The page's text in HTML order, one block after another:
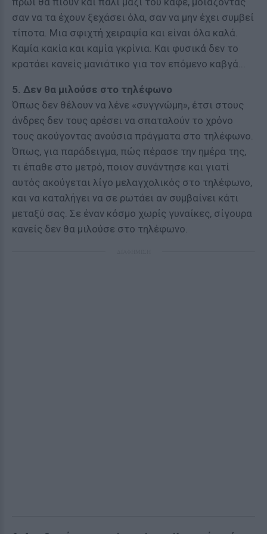
σαν να τα έχουν ξεχάσει όλα, σαν να μην έχει συμβεί
τίποτα. Μια σφιχτή χειραψία και είναι όλα καλά.
Καμία κακία και καμία γκρίνια. Και φυσικά δεν το
κρατάει κανείς μανιάτικο για τον επόμενο καβγά...
5. Δεν θα μιλούσε στο τηλέφωνο
Όπως δεν θέλουν να λένε «συγγνώμη», έτσι στους
άνδρες δεν τους αρέσει να σπαταλούν το χρόνο
τους ακούγοντας ανούσια πράγματα στο τηλέφωνο.
Όπως, για παράδειγμα, πώς πέρασε την ημέρα της,
τι έπαθε στο μετρό, ποιον συνάντησε και γιατί
αυτός ακούγεται λίγο μελαγχολικός στο τηλέφωνο,
και να καταλήγει να σε ρωτάει αν συμβαίνει κάτι
μεταξύ σας. Σε έναν κόσμο χωρίς γυναίκες, σίγουρα
κανείς δεν θα μιλούσε στο τηλέφωνο.